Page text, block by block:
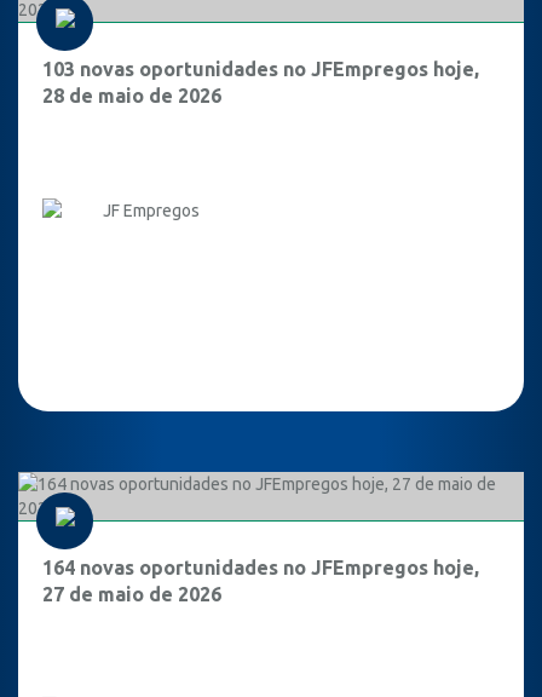
103 novas oportunidades no JFEmpregos hoje,
28 de maio de 2026
JF Empregos
164 novas oportunidades no JFEmpregos hoje,
27 de maio de 2026